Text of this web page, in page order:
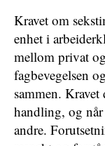
Kravet om
enhet i
mellom privat
fagbevegelsen
sammen.
handling, og når
andre.